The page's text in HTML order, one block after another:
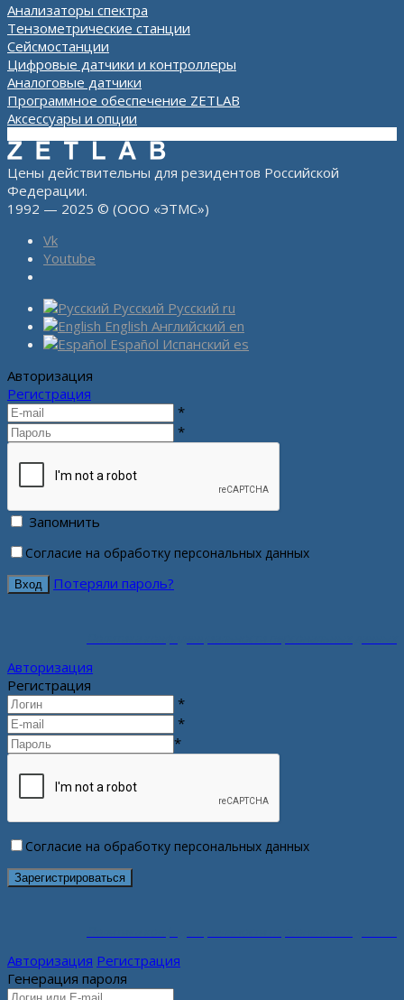
Анализаторы спектра
Тензометрические станции
Сейсмостанции
Цифровые датчики и контроллеры
Аналоговые датчики
Программное обеспечение ZETLAB
Аксессуары и опции
Цены действительны для резидентов Российской
Федерации.
1992 — 2025 © (ООО «ЭТМС»)
Vk
Youtube
Русский Русский ru
English Английский en
Español Испанский es
Авторизация
Регистрация
*
*
Запомнить
Согласие на обработку персональных данных
Потеряли пароль?
Авторизация
Регистрация
*
*
*
Согласие на обработку персональных данных
Авторизация Регистрация
Генерация пароля